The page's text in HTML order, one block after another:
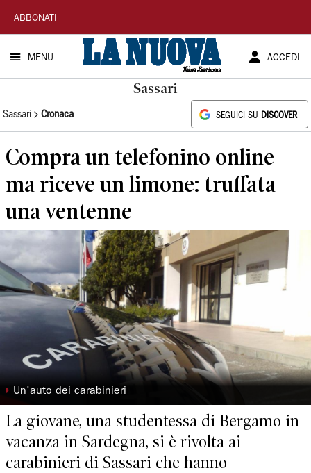
La
Nuova
Sardegna
ABBONATI
MENU ACCEDI
Sassari
Sassari Cronaca SEGUICI SU DISCOVER
Compra un telefonino online
ma riceve un limone: truffata
una ventenne
◗ Un'auto dei carabinieri
La giovane, una studentessa di Bergamo in
vacanza in Sardegna, si è rivolta ai
carabinieri di Sassari che hanno